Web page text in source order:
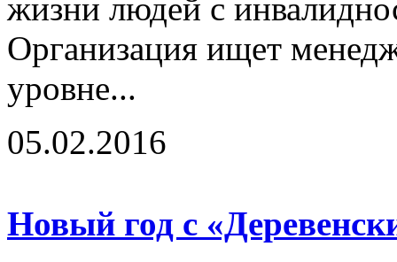
жизни людей с
Организация ищет
уровне...
05.02.2016
Новый год с